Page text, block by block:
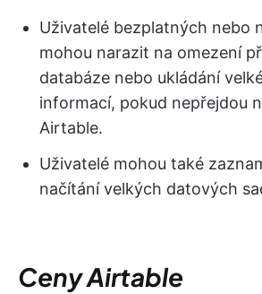
Uživatelé bezplatných nebo
mohou narazit na omezení
databáze nebo ukládání
informací, pokud nepřejdou
Airtable.
Uživatelé mohou také
načítání velkých datových
Ceny Airtable